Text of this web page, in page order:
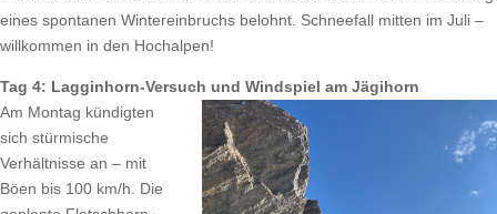
eines spontanen Wintereinbruchs belohnt. Schneefall mitten im Juli –
willkommen in den Hochalpen!
Tag 4: Lagginhorn-Versuch und Windspiel am Jägihorn
Am Montag kündigten
sich stürmische
Verhältnisse an – mit
Böen bis 100 km/h. Die